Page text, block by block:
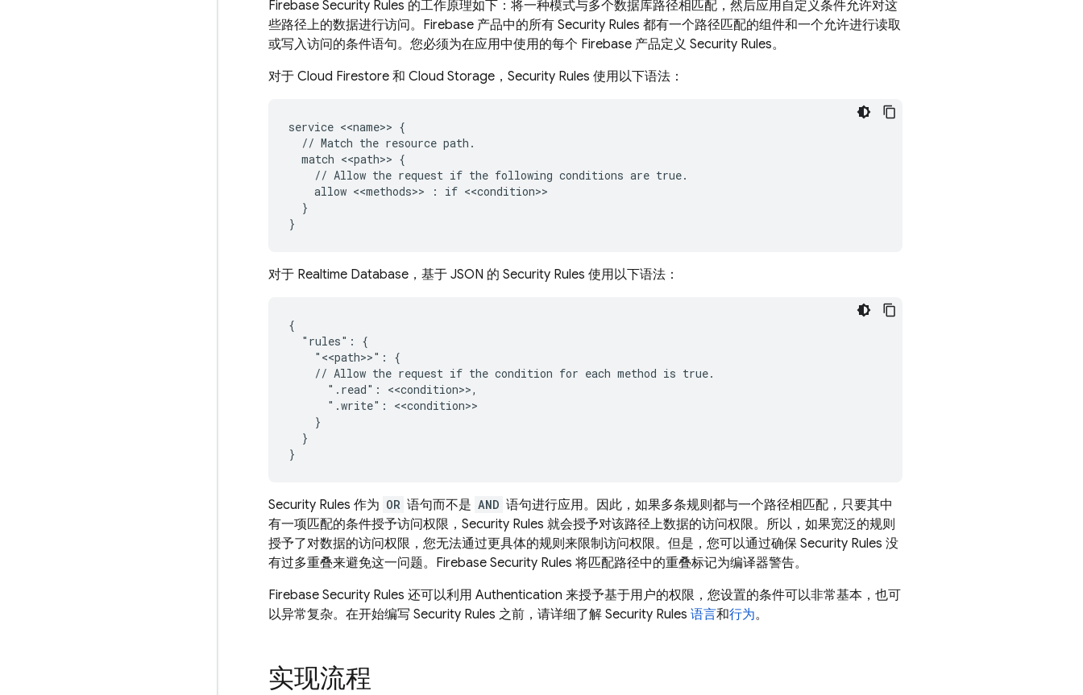
Firebase Security Rules 的工作原理如下：将一种模式与多个数据库路径相匹配，然后应用自定义条件允许对这
些路径上的数据进行访问。Firebase 产品中的所有 Security Rules 都有一个路径匹配的组件和一个允许进行读取
或写入访问的条件语句。您必须为在应用中使用的每个 Firebase 产品定义 Security Rules。
对于 Cloud Firestore 和 Cloud Storage ， Security Rules 使用以下语法：
service <<name>> {
  // Match the resource path.
  match <<path>> {
    // Allow the request if the following conditions are true.
    allow <<methods>> : if <<condition>>
  }
对于 Realtime Database ，基于 JSON 的 Security Rules 使用以下语法：
{
  "rules": {
    "<<path>>": {
    // Allow the request if the condition for each method is true.
      ".read": <<condition>>,
      ".write": <<condition>>
    }
  }
Security Rules 作为 OR 语句而不是 AND 语句进行应用。因此，如果多条规则都与一个路径相匹配，只要其中
有一项匹配的条件授予访问权限， Security Rules 就会授予对该路径上数据的访问权限。所以，如果宽泛的规则
授予了对数据的访问权限，您无法通过更具体的规则来限制访问权限。但是，您可以通过确保 Security Rules 没
有过多重叠来避免这一问题。 Firebase Security Rules 将匹配路径中的重叠标记为编译器警告。
Firebase Security Rules 还可以利用 Authentication 来授予基于用户的权限，您设置的条件可以非常基本，也可
以异常复杂。在开始编写 Security Rules 之前，请详细了解 Security Rules 语言和行为。
实现流程